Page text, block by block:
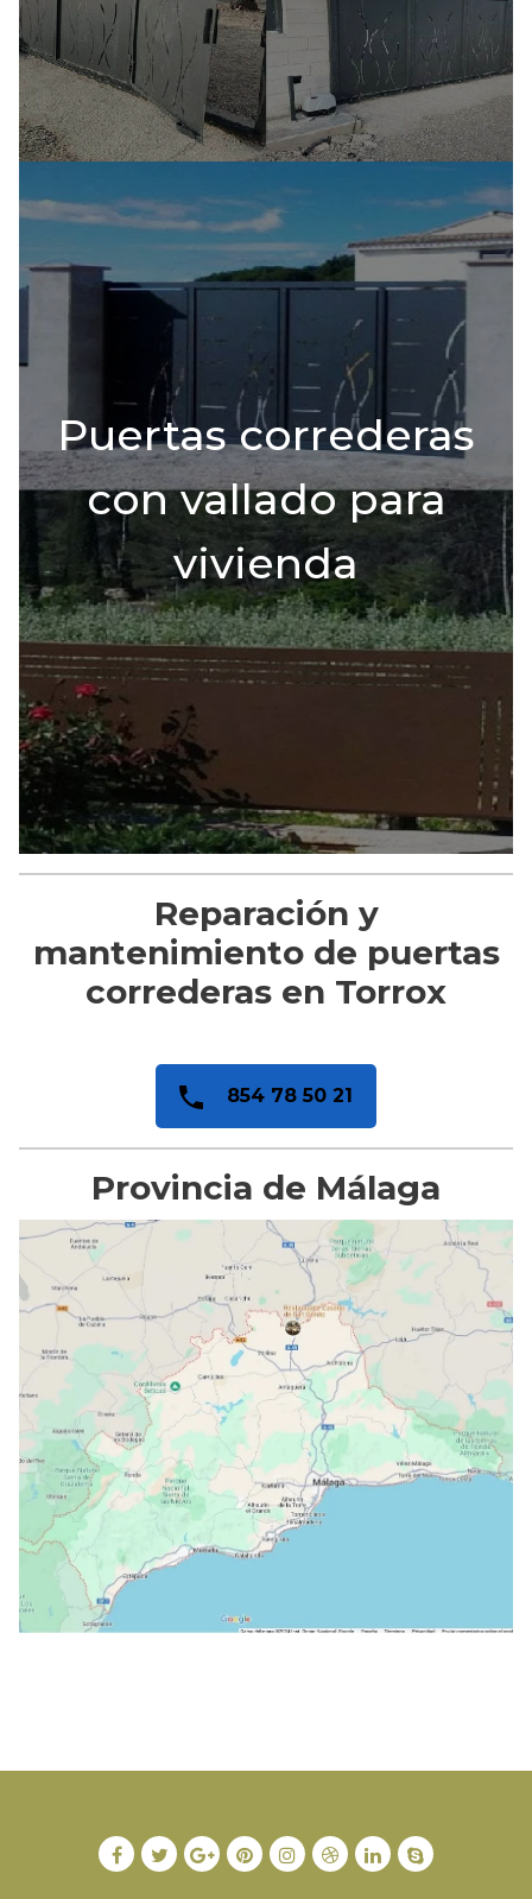
Puertas correderas
con vallado para
vivienda
Reparación y
mantenimiento de puertas
correderas en Torrox
854 78 50 21
Provincia de Málaga